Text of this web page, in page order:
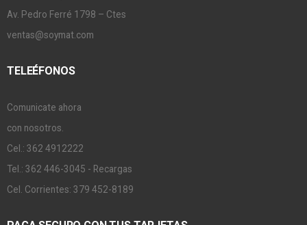
Av. Pedro Ferré 1798 – Ctes
ventas@soymat.com
TELEÉFONOS
Comunicate ahora
con nosotros.
Cel.: 362 4912222
Tel.: 362 446-3045 - Recargas
Cel. Corrientes: 379 452-8189